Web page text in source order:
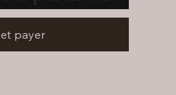
payer